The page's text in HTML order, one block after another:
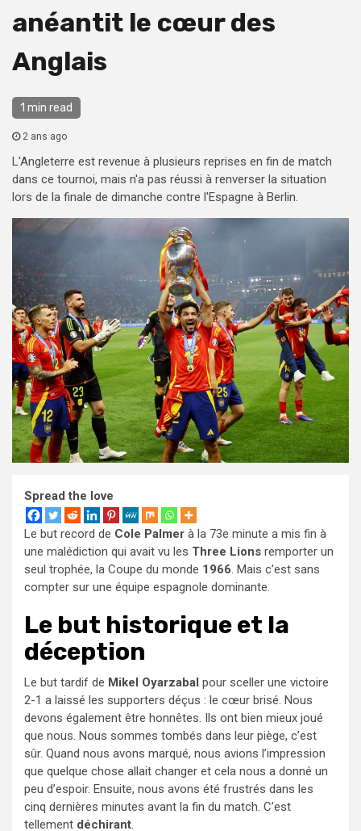
anéantit le cœur des
Anglais
1 min read
2 ans ago
L'Angleterre est revenue à plusieurs reprises en fin de match
dans ce tournoi, mais n'a pas réussi à renverser la situation
lors de la finale de dimanche contre l'Espagne à Berlin.
Spread the love
Le but record de Cole Palmer à la 73e minute a mis fin à
une malédiction qui avait vu les Three Lions remporter un
seul trophée, la Coupe du monde 1966. Mais c’est sans
compter sur une équipe espagnole dominante.
Le but historique et la
déception
Le but tardif de Mikel Oyarzabal pour sceller une victoire
2-1 a laissé les supporters déçus : le cœur brisé. Nous
devons également être honnêtes. Ils ont bien mieux joué
que nous. Nous sommes tombés dans leur piège, c’est
sûr. Quand nous avons marqué, nous avions l’impression
que quelque chose allait changer et cela nous a donné un
peu d’espoir. Ensuite, nous avons été frustrés dans les
cinq dernières minutes avant la fin du match. C’est
tellement déchirant.